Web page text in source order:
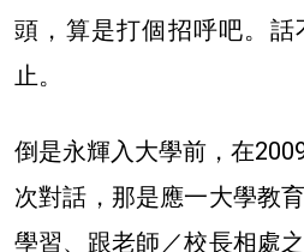
頭，算是打個招呼吧。話
止。
倒是永輝入大學前，在
次對話，那是應一大學教
學習、跟老師／校長相處